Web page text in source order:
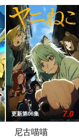
更新第06集 7.0
尼古喵喵